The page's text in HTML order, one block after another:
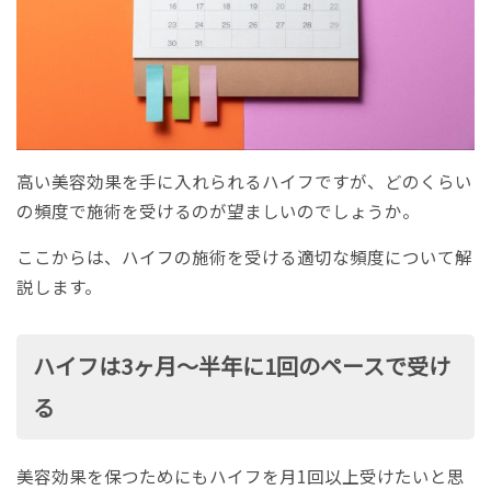
高い美容効果を手に入れられるハイフですが、どのくらい
の頻度で施術を受けるのが望ましいのでしょうか。
ここからは、ハイフの施術を受ける適切な頻度について解
説します。
ハイフは3ヶ月〜半年に1回のペースで受け
る
美容効果を保つためにもハイフを月1回以上受けたいと思